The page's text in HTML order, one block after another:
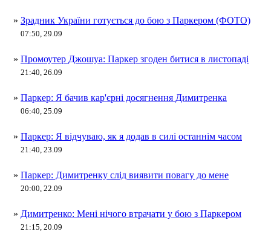
» Зрадник України готується до бою з Паркером (ФОТО)
07:50, 29.09
» Промоутер Джошуа: Паркер згоден битися в листопаді
21:40, 26.09
» Паркер: Я бачив кар'єрні досягнення Димитренка
06:40, 25.09
» Паркер: Я відчуваю, як я додав в силі останнім часом
21:40, 23.09
» Паркер: Димитренку слід виявити повагу до мене
20:00, 22.09
» Димитренко: Мені нічого втрачати у бою з Паркером
21:15, 20.09